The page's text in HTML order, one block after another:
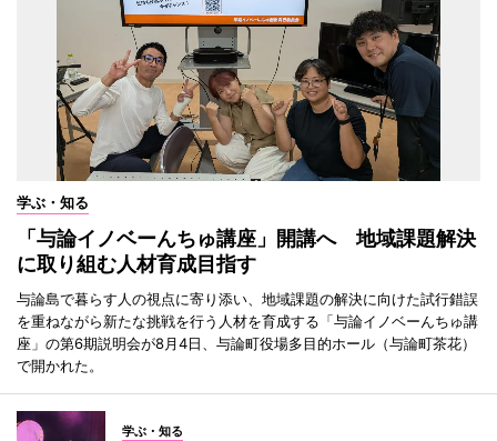
学ぶ・知る
「与論イノベーんちゅ講座」開講へ 地域課題解決
に取り組む人材育成目指す
与論島で暮らす人の視点に寄り添い、地域課題の解決に向けた試行錯誤
を重ねながら新たな挑戦を行う人材を育成する「与論イノベーんちゅ講
座」の第6期説明会が8月4日、与論町役場多目的ホール（与論町茶花）
で開かれた。
学ぶ・知る